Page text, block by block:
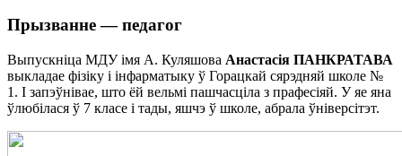
Прызванне — педагог
Выпускніца МДУ імя А. Куляшова Анастасія ПАНКРАТАВА
выкладае фізіку і інфарматыку ў Горацкай сярэдняй школе №
1. І запэўнівае, што ёй вельмі пашчасціла з прафесіяй. У яе яна
ўлюбілася ў 7 класе і тады, яшчэ ў школе, абрала ўніверсітэт.